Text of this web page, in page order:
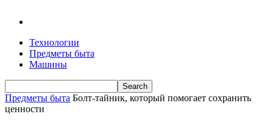
Технологии
Предметы быта
Машины
Предметы быта Болт-тайник, который помогает сохранить
ценности